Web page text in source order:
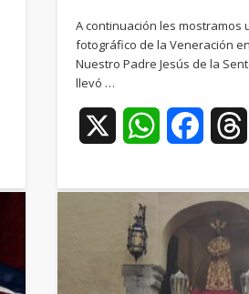
A continuación les mostramos
fotográfico de la Veneración
Nuestro Padre Jesús de la
llevó …
WhatsApp